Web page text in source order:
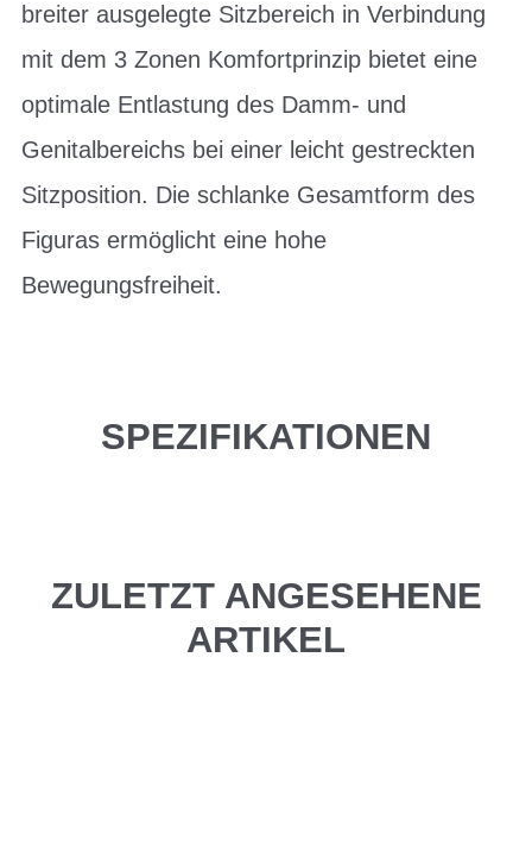
breiter ausgelegte Sitzbereich in Verbindung
mit dem 3 Zonen Komfortprinzip bietet eine
optimale Entlastung des Damm- und
Genitalbereichs bei einer leicht gestreckten
Sitzposition. Die schlanke Gesamtform des
Figuras ermöglicht eine hohe
Bewegungsfreiheit.
SPEZIFIKATIONEN
ZULETZT ANGESEHENE
ARTIKEL